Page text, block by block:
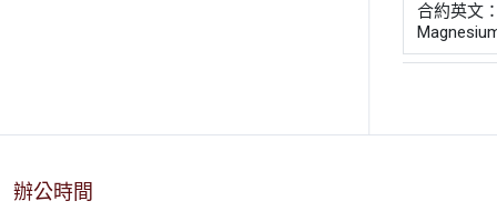
合約英文
辦公時間